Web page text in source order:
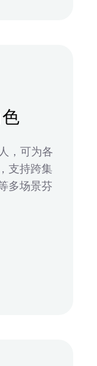
，可为各
支持跨集
多场景芬